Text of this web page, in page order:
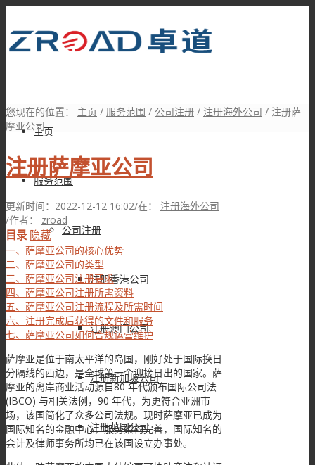
主页
服务范围
公司注册
注册香港公司
注册澳门公司
注册新加坡公司
注册英国公司
您现在的位置： 主页 / 服务范围 / 公司注册 / 注册海外公司 / 注册萨
摩亚公司
注册萨摩亚公司
更新时间：2022-12-12 16:02/在： 注册海外公司
/作者： zroad
目录 隐藏
一、萨摩亚公司的核心优势
二、萨摩亚公司的类型
三、萨摩亚公司注册要求
四、萨摩亚公司注册所需资料
五、萨摩亚公司注册流程及所需时间
六、注册完成后获得的文件和服务
七、萨摩亚公司如何合规运营维护
萨摩亚是位于南太平洋的岛国，刚好处于国际换日
分隔线的西边，是全球第一个迎接日出的国家。萨
摩亚的离岸商业活动源自80 年代颁布国际公司法
(IBCO) 与相关法例，90 年代，为更符合亚洲市
场，该国简化了众多公司法规。现时萨摩亚已成为
国际知名的金融中心，服务架构完善，国际知名的
会计及律师事务所均已在该国设立办事处。